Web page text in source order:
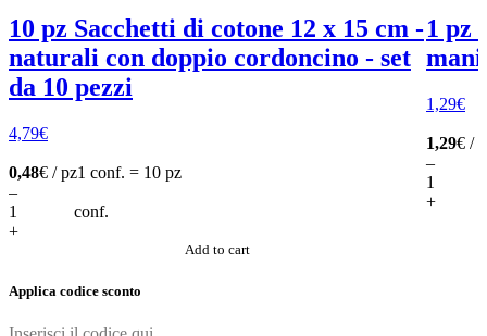
10 pz Sacchetti di cotone 12 x 15 cm -
naturali con doppio cordoncino - set
da 10 pezzi
4,79€
0,48€ / pz1 conf. = 10 pz
–
conf.
+
Add to cart
1 pz
1,29€
1,29€ /
–
+
Applica codice sconto